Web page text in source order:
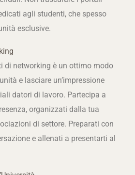
agli studenti, che spesso
esclusive.
di networking è un ottimo modo
e lasciare un’impressione
datori di lavoro. Partecipa a
organizzati dalla tua
di settore. Preparati con
e allenati a presentarti al